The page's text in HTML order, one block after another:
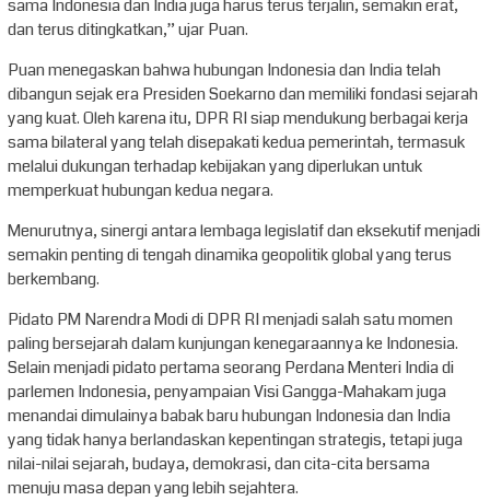
sama Indonesia dan India juga harus terus terjalin, semakin erat,
dan terus ditingkatkan,” ujar Puan.
Puan menegaskan bahwa hubungan Indonesia dan India telah
dibangun sejak era Presiden Soekarno dan memiliki fondasi sejarah
yang kuat. Oleh karena itu, DPR RI siap mendukung berbagai kerja
sama bilateral yang telah disepakati kedua pemerintah, termasuk
melalui dukungan terhadap kebijakan yang diperlukan untuk
memperkuat hubungan kedua negara.
Menurutnya, sinergi antara lembaga legislatif dan eksekutif menjadi
semakin penting di tengah dinamika geopolitik global yang terus
berkembang.
Pidato PM Narendra Modi di DPR RI menjadi salah satu momen
paling bersejarah dalam kunjungan kenegaraannya ke Indonesia.
Selain menjadi pidato pertama seorang Perdana Menteri India di
parlemen Indonesia, penyampaian Visi Gangga-Mahakam juga
menandai dimulainya babak baru hubungan Indonesia dan India
yang tidak hanya berlandaskan kepentingan strategis, tetapi juga
nilai-nilai sejarah, budaya, demokrasi, dan cita-cita bersama
menuju masa depan yang lebih sejahtera.